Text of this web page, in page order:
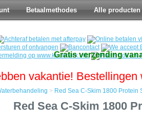
Betaalmethodes Alle producten
Gratis verzending
vakantie! Bestellingen
> Red Sea C-Skim 1800 Protein
Red Sea C-Skim 1800